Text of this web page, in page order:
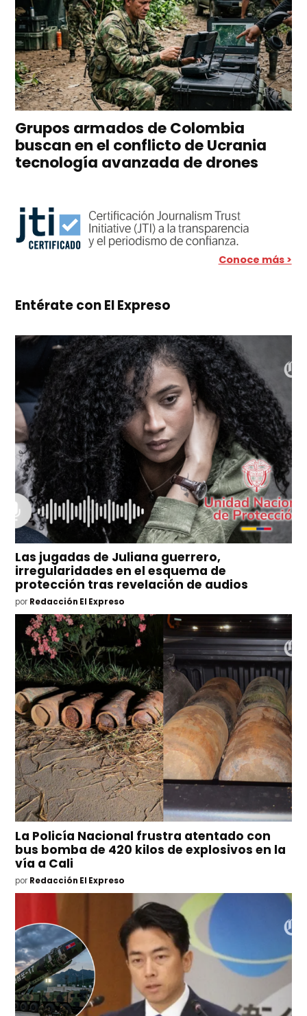
Grupos armados de Colombia
buscan en el conflicto de Ucrania
tecnología avanzada de drones
Conoce más >
Entérate con El Expreso
Las jugadas de Juliana guerrero,
irregularidades en el esquema de
protección tras revelación de audios
por Redacción El Expreso
La Policía Nacional frustra atentado con
bus bomba de 420 kilos de explosivos en la
vía a Cali
por Redacción El Expreso